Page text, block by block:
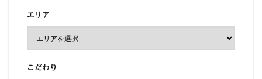
エリア
こだわり